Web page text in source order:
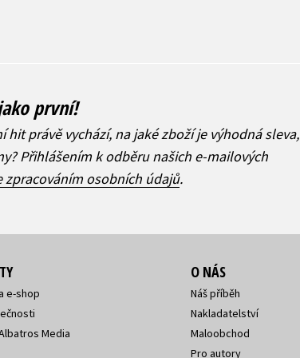
první!
hit právě vychází, na jaké zboží je výhodná sleva,
Přihlášením k odběru našich e-mailových
zpracováním osobních údajů.
e-shop
Media
O NÁS
Náš příběh
Nakladatelství
Maloobchod
Pro autory